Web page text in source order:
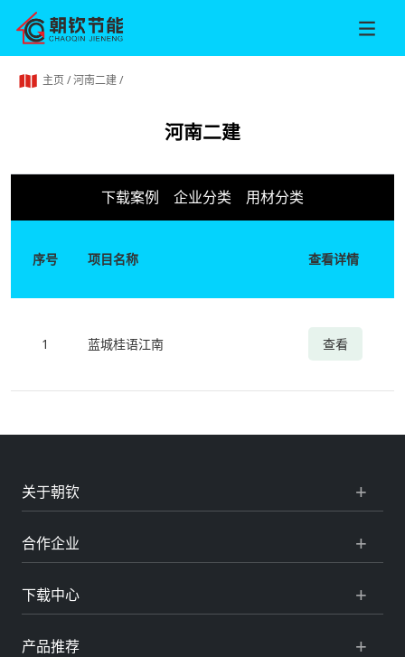
主页/河南二建/
河南二建
下载案例 企业分类 用材分类
序号 项目名称 查看详情
1 蓝城桂语江南 查看
关于朝钦
合作企业
下载中心
产品推荐